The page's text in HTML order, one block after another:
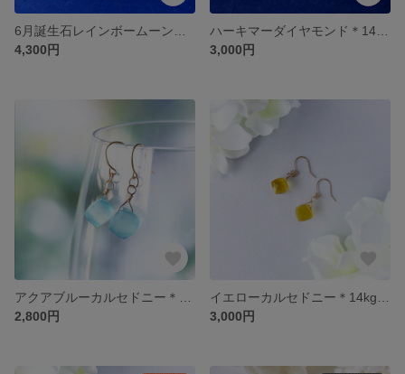
4,300円
3,000円
2,800円
3,000円